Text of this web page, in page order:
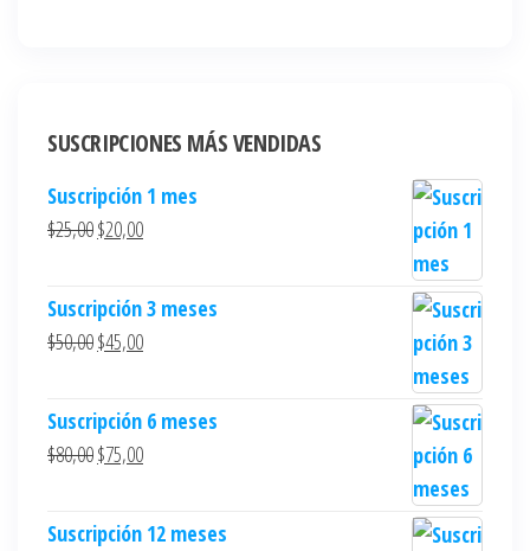
SUSCRIPCIONES MÁS VENDIDAS
Suscripción 1 mes
$25,00$20,00
Suscripción 3 meses
$50,00$45,00
Suscripción 6 meses
$80,00$75,00
Suscripción 12 meses